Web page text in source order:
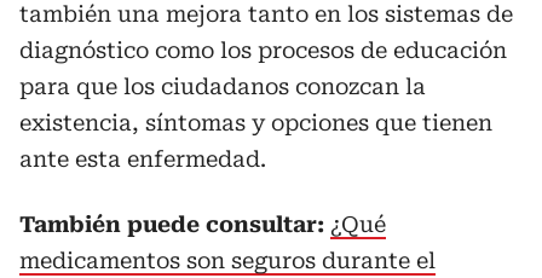
también una mejora tanto en los sistemas de
diagnóstico como los procesos de educación
para que los ciudadanos conozcan la
existencia, síntomas y opciones que tienen
ante esta enfermedad.
También puede consultar: ¿Qué
medicamentos son seguros durante el